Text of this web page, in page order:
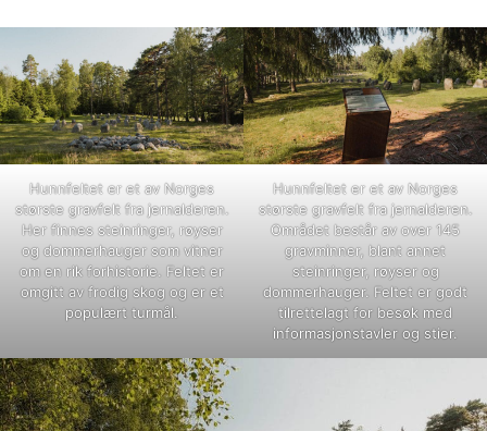
Hunnfeltet er et av Norges
største gravfelt fra jernalderen.
Her finnes steinringer, røyser
og dommerhauger som vitner
om en rik forhistorie. Feltet er
omgitt av frodig skog og er et
populært turmål.
Hunnfeltet er et av Norges
største gravfelt fra jernalderen.
Området består av over 145
gravminner, blant annet
steinringer, røyser og
dommerhauger. Feltet er godt
tilrettelagt for besøk med
informasjonstavler og stier.